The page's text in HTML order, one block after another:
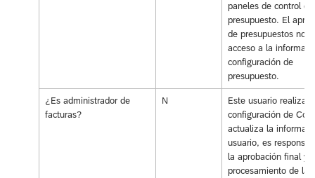
paneles de control de
presupuesto. El
de presupuestos no
acceso a la
configuración de
presupuesto.
¿Es administrador de
facturas?
N
Este usuario realiza
configuración de
actualiza la
usuario, es
la aprobación final y
procesamiento de las